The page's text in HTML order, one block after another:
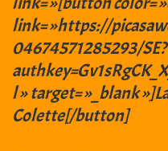
link= »https://
04674571285293/SE?
l » target= »_blank
Colette[/button]